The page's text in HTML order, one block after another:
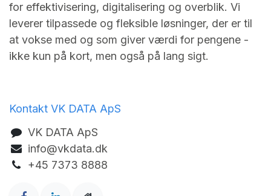
for effektivisering, digitalisering og overblik. Vi
leverer tilpassede og fleksible løsninger, der er til
at vokse med og som giver værdi for pengene -
ikke kun på kort, men også på lang sigt.
Kontakt VK DATA ApS
VK DA​TA ApS
info@vkdata.dk
+45 7373 8888